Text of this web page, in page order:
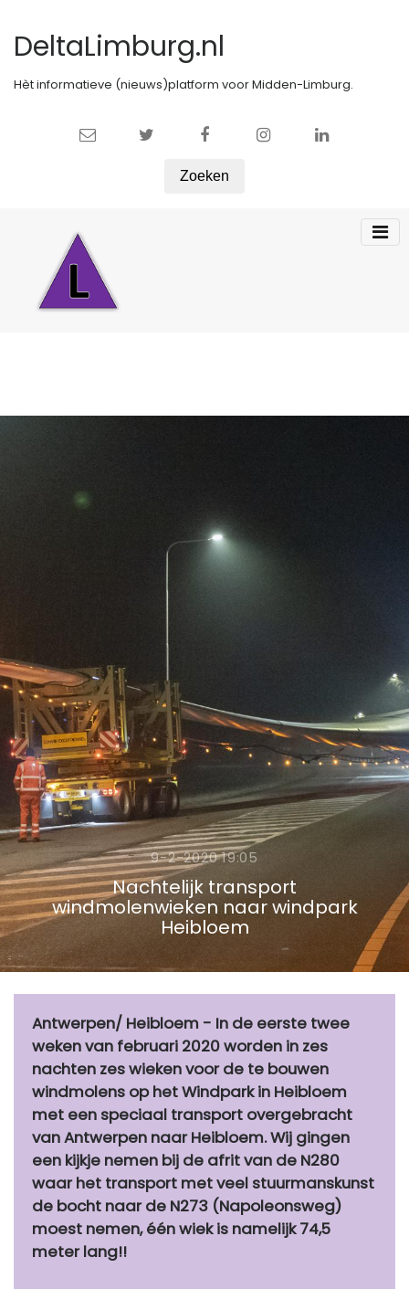
DeltaLimburg.nl
Hèt informatieve (nieuws)platform voor Midden-Limburg.
Zoeken
9-2-2020 19:05
Nachtelijk transport
windmolenwieken naar windpark
Heibloem
Antwerpen/ Heibloem - In de eerste twee
weken van februari 2020 worden in zes
nachten zes wieken voor de te bouwen
windmolens op het Windpark in Heibloem
met een speciaal transport overgebracht
van Antwerpen naar Heibloem. Wij gingen
een kijkje nemen bij de afrit van de N280
waar het transport met veel stuurmanskunst
de bocht naar de N273 (Napoleonsweg)
moest nemen, één wiek is namelijk 74,5
meter lang!!